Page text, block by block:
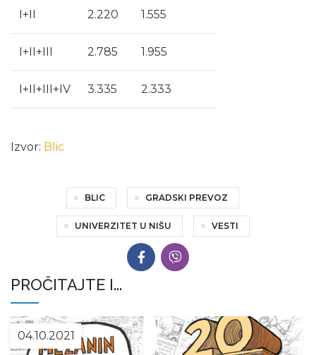
I+II 2.220 1.555
I+II+III 2.785 1.955
I+II+III+IV 3.335 2.333
Izvor: Blic
BLIC GRADSKI PREVOZ
UNIVERZITET U NIŠU VESTI
PROČITAJTE I...
04.10.2021